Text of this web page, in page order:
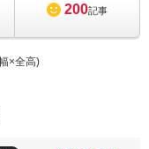
200記事
×全高)